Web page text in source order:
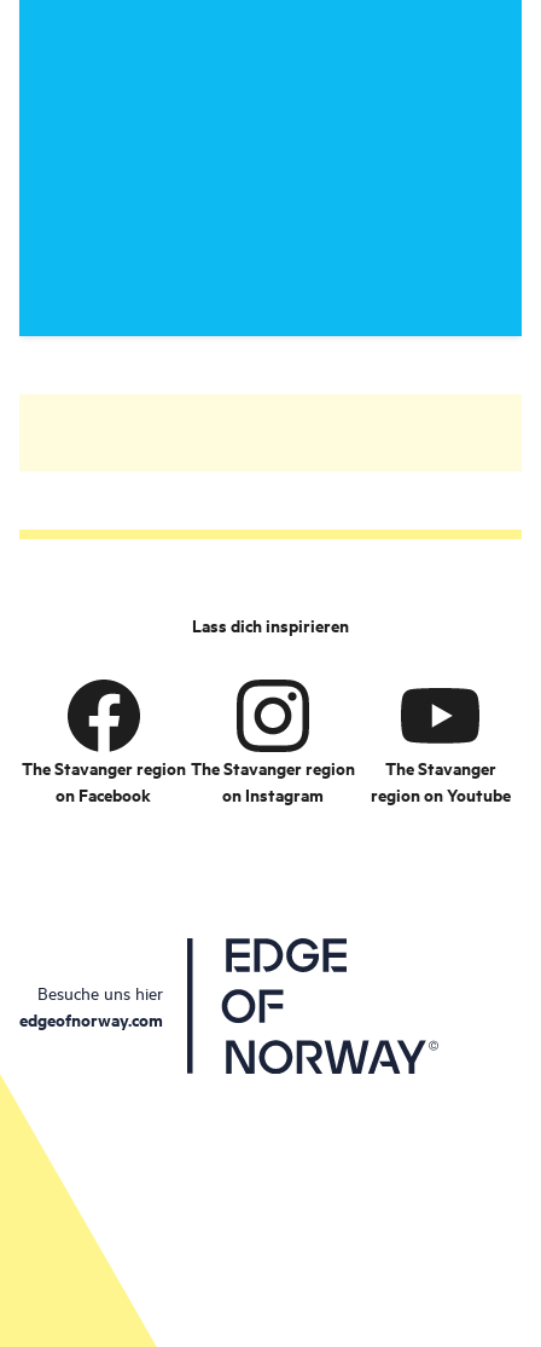
Lass dich inspirieren
The Stavanger region
on Facebook
The Stavanger region
on Instagram
The Stavanger
region on Youtube
Besuche uns hier
edgeofnorway.com